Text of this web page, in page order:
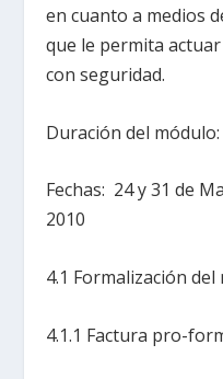
en cuanto a medios
que le permita
con seguridad.
Duración del
Fechas: 24 y 31 de
2010
4.1 Formalización
4.1.1 Factura pro-